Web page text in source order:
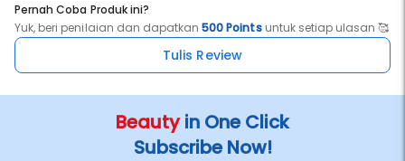
Pernah Coba Produk ini?
Yuk, beri penilaian dan dapatkan500 Pointsuntuk setiap ulasan 🥰
Tulis Review
Beautyin One Click
Subscribe Now!